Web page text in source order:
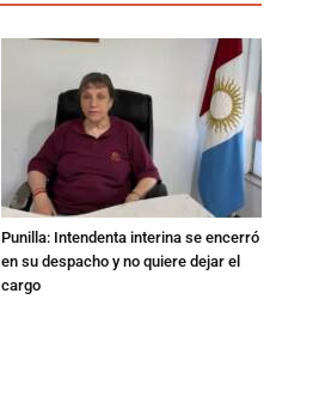
Punilla: Intendenta interina se encerró
en su despacho y no quiere dejar el
cargo